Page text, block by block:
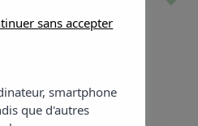
sans accepter
smartphone
que d'autres